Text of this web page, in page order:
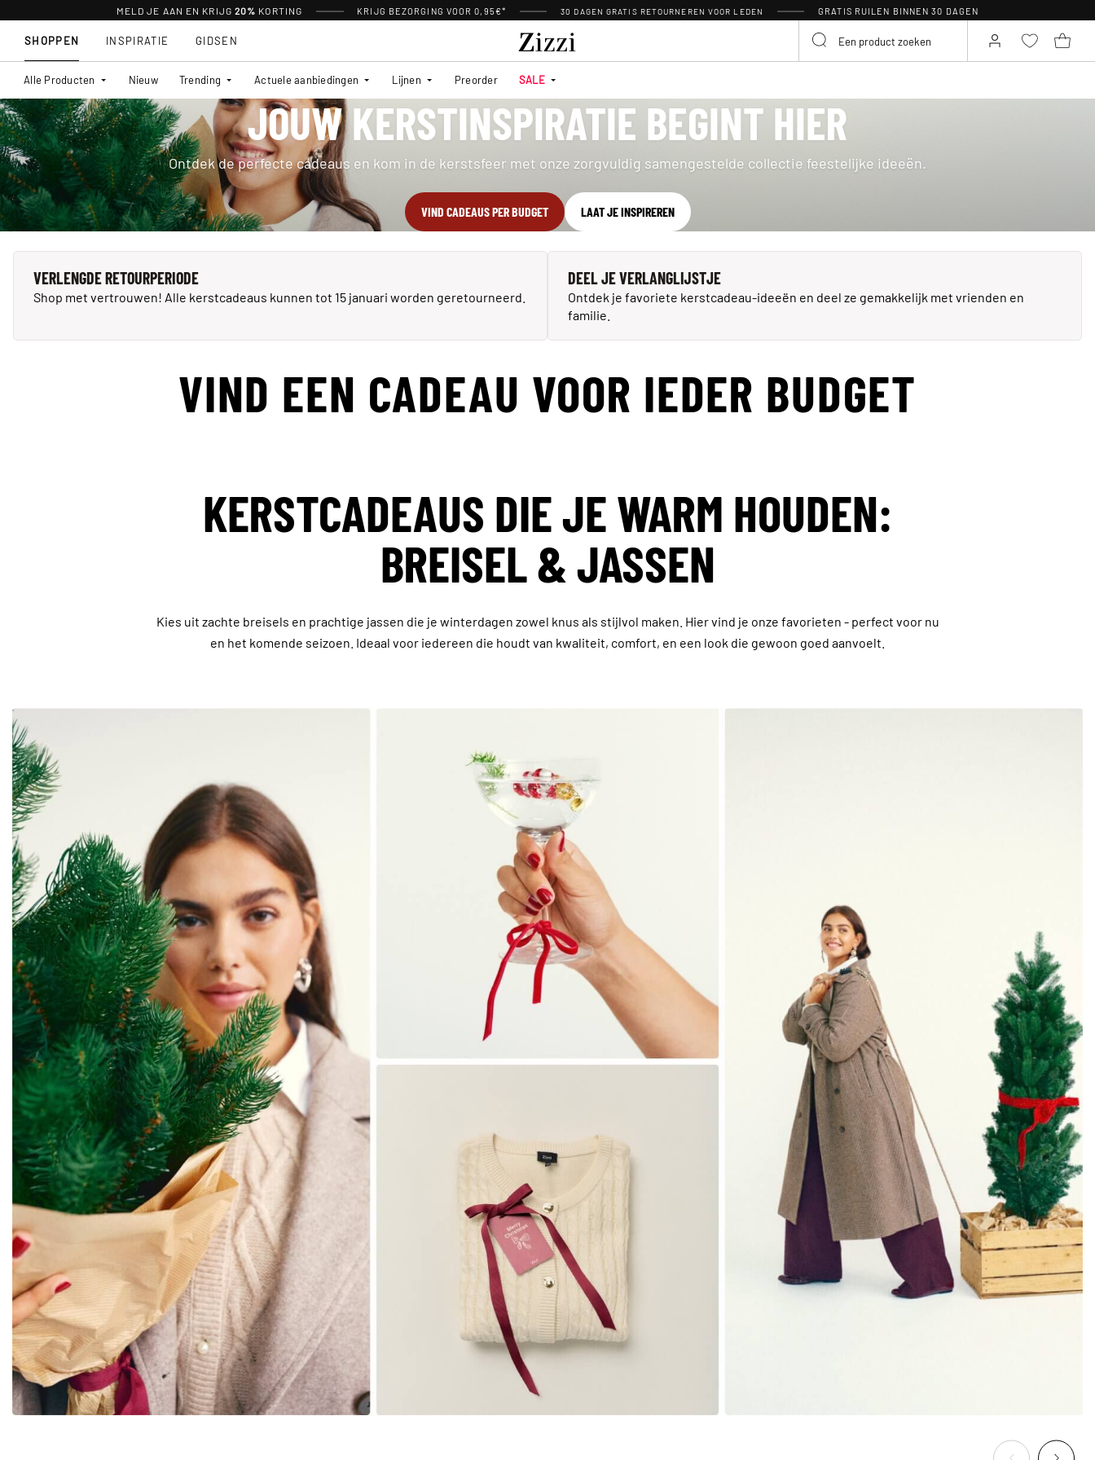
MELD JE AAN EN KRIJG 20% KORTING KRIJG BEZORGING VOOR 0,95€* 30 DAGEN GRATIS RETOURNEREN VOOR LEDEN GRATIS RUILEN BINNEN 30 DAGEN
SHOPPEN
Alle Producten Nieuw Trending Actuele aanbiedingen Lijnen Preorder SALE
INSPIRATIE GIDSEN
JOUW KERSTINSPIRATIE BEGINT HIER
Ontdek de perfecte cadeaus en kom in de kerstsfeer met onze zorgvuldig samengestelde collectie feestelijke ideeën.
VIND CADEAUS PER BUDGET LAAT JE INSPIREREN
VERLENGDE RETOURPERIODE
Shop met vertrouwen! Alle kerstcadeaus kunnen tot 15 januari worden geretourneerd.
DEEL JE VERLANGLIJSTJE
Ontdek je favoriete kerstcadeau-ideeën en deel ze gemakkelijk met vrienden en
familie.
VIND EEN CADEAU VOOR IEDER BUDGET
KERSTCADEAUS DIE JE WARM HOUDEN:
BREISEL & JASSEN
Kies uit zachte breisels en prachtige jassen die je winterdagen zowel knus als stijlvol maken. Hier vind je onze favorieten - perfect voor nu
en het komende seizoen. Ideaal voor iedereen die houdt van kwaliteit, comfort, en een look die gewoon goed aanvoelt.